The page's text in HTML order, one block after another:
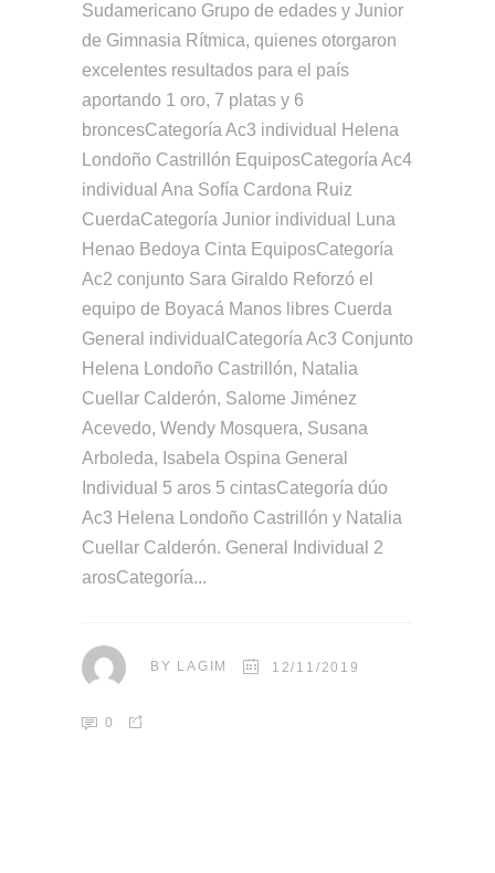
Sudamericano Grupo de edades y Junior
de Gimnasia Rítmica, quienes otorgaron
excelentes resultados para el país
aportando 1 oro, 7 platas y 6
broncesCategoría Ac3 individual Helena
Londoño Castrillón EquiposCategoría Ac4
individual Ana Sofía Cardona Ruiz
CuerdaCategoría Junior individual Luna
Henao Bedoya Cinta EquiposCategoría
Ac2 conjunto Sara Giraldo Reforzó el
equipo de Boyacá Manos libres Cuerda
General individualCategoría Ac3 Conjunto
Helena Londoño Castrillón, Natalia
Cuellar Calderón, Salome Jiménez
Acevedo, Wendy Mosquera, Susana
Arboleda, Isabela Ospina General
Individual 5 aros 5 cintasCategoría dúo
Ac3 Helena Londoño Castrillón y Natalia
Cuellar Calderón. General Individual 2
arosCategoría
BY LAGIM 12/11/2019
0